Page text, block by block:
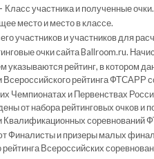
Класс участника и полученные очки.
место и место в классе.
участников и участников для
очки сайта Ballroom.ru.
указываются рейтинг, в котором
Всероссийского рейтинга ФТСАРР
Чемпионатах и Первенствах
от набора рейтинговых очков и
Квалификационных соревнований
Финалисты и призеры малых
рейтинга Всероссийских